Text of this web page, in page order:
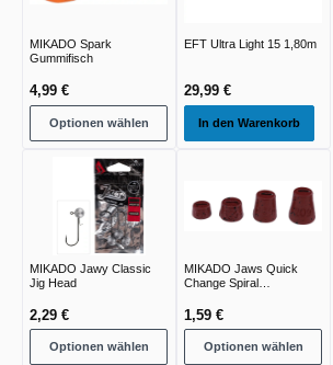
MIKADO Spark
Gummifisch
4,99 €
Optionen wählen
EFT Ultra Light 15 1,80m
29,99 €
In den Warenkorb
MIKADO Jawy Classic
Jig Head
2,29 €
Optionen wählen
MIKADO Jaws Quick
Change Spiral
1,59 €
Optionen wählen